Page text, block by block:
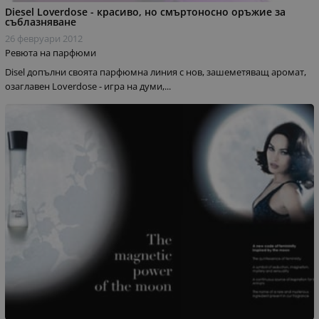
Diesel Loverdose - красиво, но смъртоносно оръжие за
съблазняване
26 февруари 2012
Ревюта на парфюми
Disel допълни своята парфюмна линия с нов, зашеметяващ аромат,
озаглавен Loverdose - игра на думи,...